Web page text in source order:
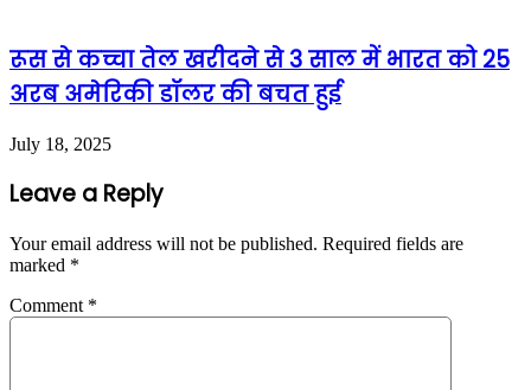
रूस से कच्चा तेल खरीदने से 3 साल में भारत को 25
अरब अमेरिकी डॉलर की बचत हुई
July 18, 2025
Leave a Reply
Your email address will not be published. Required fields are
marked *
Comment *